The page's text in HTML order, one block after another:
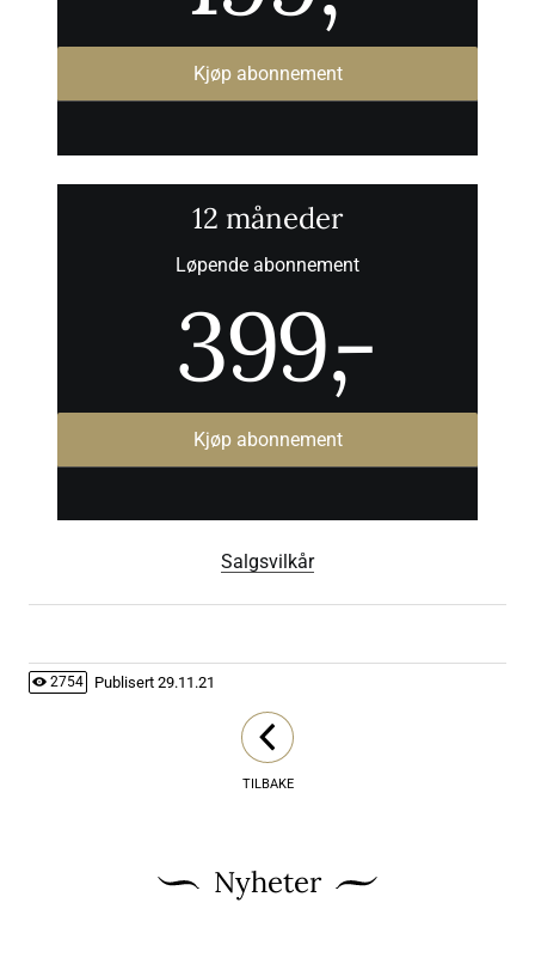
Kjøp abonnement
12 måneder
Løpende abonnement
399,-
Kjøp abonnement
Salgsvilkår
2754 Publisert 29.11.21
TILBAKE
Nyheter